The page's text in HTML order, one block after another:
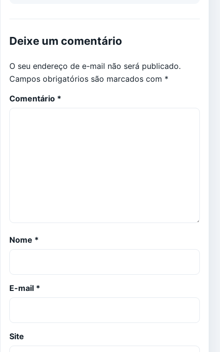
Deixe um comentário
O seu endereço de e-mail não será publicado.
Campos obrigatórios são marcados com *
Comentário *
Nome *
E-mail *
Site